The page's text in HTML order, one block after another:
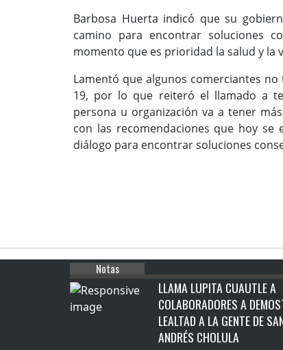
Barbosa Huerta indicó que su
camino para encontrar soluciones
momento que es prioridad la salud y la
Lamentó que algunos comerciantes
19, por lo que reiteró el llamado a
persona u organización va a tener
con las recomendaciones que hoy
diálogo para encontrar soluciones
Notas
LLAMA LUPITA CUAUTLE A
COLABORADORES A
LEALTAD A LA GENTE DE
ANDRÉS CHOLULA